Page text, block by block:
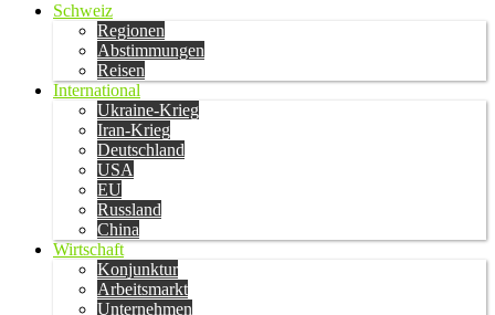
Schweiz
Regionen
Abstimmungen
Reisen
International
Ukraine-Krieg
Iran-Krieg
Deutschland
USA
EU
Russland
China
Wirtschaft
Konjunktur
Arbeitsmarkt
Unternehmen